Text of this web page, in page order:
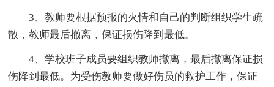
3、教师要根据预报的火情和自己的判断组织学生疏
散，教师最后撤离，保证损伤降到最低。
4、学校班子成员要组织教师撤离，最后撤离保证损
伤降到最低。为受伤教师要做好伤员的救护工作，保证